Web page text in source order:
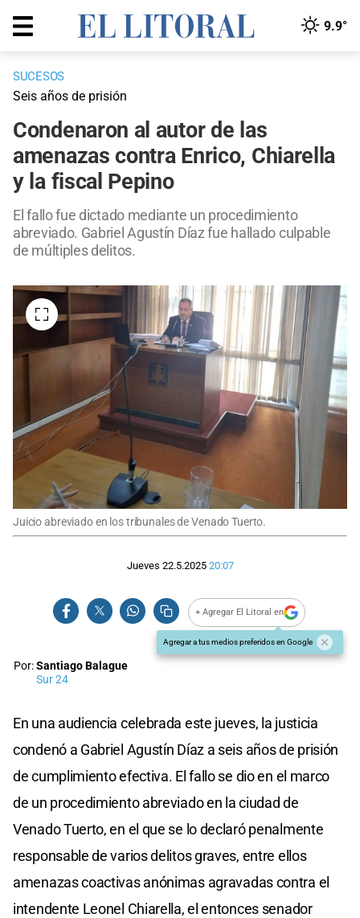
9.9°
SUCESOS
Seis años de prisión
Condenaron al autor de las
amenazas contra Enrico, Chiarella
y la fiscal Pepino
El fallo fue dictado mediante un procedimiento
abreviado. Gabriel Agustín Díaz fue hallado culpable
de múltiples delitos.
Juicio abreviado en los tribunales de Venado Tuerto.
Jueves 22.5.2025 20:07
+ Agregar El Litoral en
Agregar a tus medios preferidos en Google
Por:Santiago Balague
Sur 24
En una audiencia celebrada este jueves, la justicia
condenó a Gabriel Agustín Díaz a seis años de prisión
de cumplimiento efectiva. El fallo se dio en el marco
de un procedimiento abreviado en la ciudad de
Venado Tuerto, en el que se lo declaró penalmente
responsable de varios delitos graves, entre ellos
amenazas coactivas anónimas agravadas contra el
intendente Leonel Chiarella, el entonces senador